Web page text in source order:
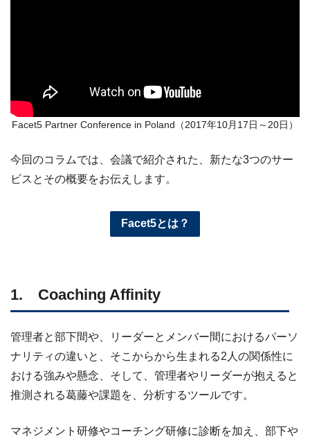
Facet5 Partner Conference in Poland（2017年10月17日～20日）
今回のコラムでは、会議で紹介された、新たな3つのサー
ビスとその概要をお伝えします。
Facet5とは？
1. Coaching Affinity
管理者と部下間や、リーダーとメンバー間におけるパーソ
ナリティの違いと、そこからから生まれる2人の関係性に
おける強みや懸念、そして、管理者やリーダーが抱えると
推測される葛藤や課題を、分析するツールです。
マネジメント研修やコーチング研修に診断を加え、部下や